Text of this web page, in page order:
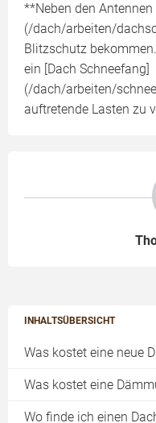
INHALTSÜBERSICHT
Was kostet eine neue
Was kostet eine
Wo finde ich einen
**Neben den
(/dach/arbeiten/
Blitzschutz
ein [Dach Schneefang]
(/dach/arbeiten/
auftretende Lasten zu